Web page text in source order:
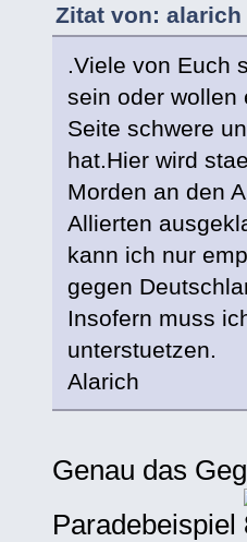
Zitat von: alarich
.Viele von Euch
sein oder wollen
Seite schwere
hat.Hier wird
Morden an den
Allierten
kann ich nur
gegen
Insofern muss
unterstuetzen.
Alarich
Genau das
Paradebeispiel